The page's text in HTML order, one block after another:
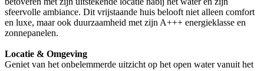
sfeervolle ambiance. Dit vrijstaande huis belooft niet alleen comfort
en luxe, maar ook duurzaamheid met zijn A+++ energieklasse en
zonnepanelen.
Locatie & Omgeving
Geniet van het onbelemmerde uitzicht op het open water vanuit het